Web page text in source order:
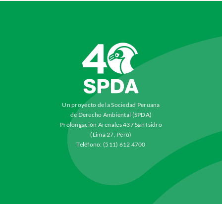
Un proyecto de la Sociedad Peruana
de Derecho Ambiental (SPDA)
Prolongación Arenales 437 San Isidro
(Lima 27, Perú)
Teléfono: (511) 612 4700